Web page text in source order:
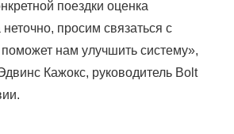
поездки оценка
просим связаться с
нам улучшить систему»,
Кажокс, руководитель Bolt